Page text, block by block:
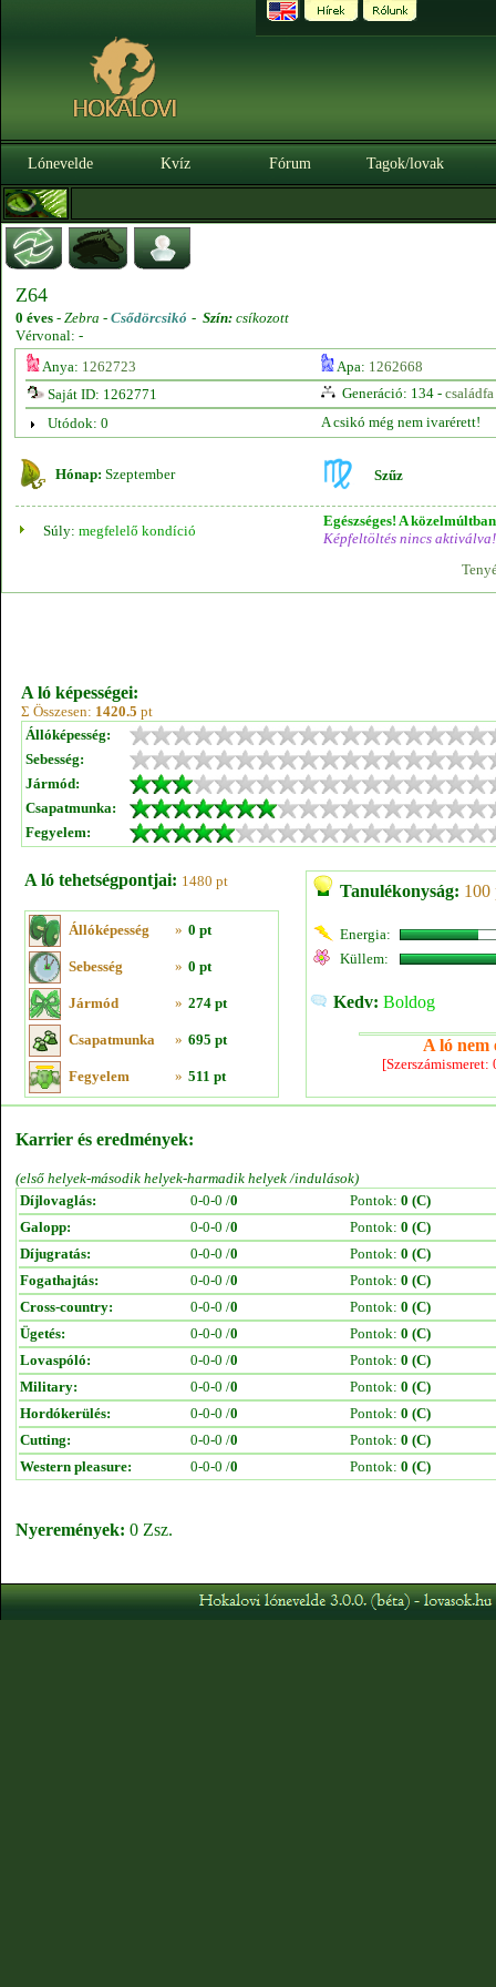
Lónevelde Kvíz Fórum Tagok/lovak
Z64
0 éves - Zebra - Csődörcsikó - Szín: csíkozott
Vérvonal: -
Anya: 1262723 Apa: 1262668
Saját ID: 1262771
Generáció: 134 - családfa
Utódok: 0
A csikó még nem ivarérett!
Hónap: Szeptember Szűz
Súly: megfelelő kondíció
Egészséges! A
Képfeltöltés nincs aktiválva!
A ló képességei:
Σ Összesen: 1420.5 pt
Állóképesség:
Sebesség:
Jármód:
Csapatmunka:
Fegyelem:
A ló tehetségpontjai: 1480 pt
Állóképesség » 0 pt
Sebesség » 0 pt
Jármód » 274 pt
Csapatmunka » 695 pt
Fegyelem » 511 pt
Tanulékonyság: 100
Energia:
Küllem:
Kedv: Boldog
A ló nem
Karrier és eredmények:
(első helyek-második helyek-harmadik helyek /indulások)
Díjlovaglás:
0-0-0 /0 Pontok: 0 (C)
Galopp:
0-0-0 /0 Pontok: 0 (C)
Díjugratás:
0-0-0 /0 Pontok: 0 (C)
Fogathajtás:
0-0-0 /0 Pontok: 0 (C)
Cross-country:
0-0-0 /0 Pontok: 0 (C)
Ügetés:
0-0-0 /0 Pontok: 0 (C)
Lovaspóló:
0-0-0 /0 Pontok: 0 (C)
Military:
0-0-0 /0 Pontok: 0 (C)
Hordókerülés:
0-0-0 /0 Pontok: 0 (C)
Cutting:
0-0-0 /0 Pontok: 0 (C)
Western pleasure:
0-0-0 /0 Pontok: 0 (C)
Nyeremények: 0 Zsz.